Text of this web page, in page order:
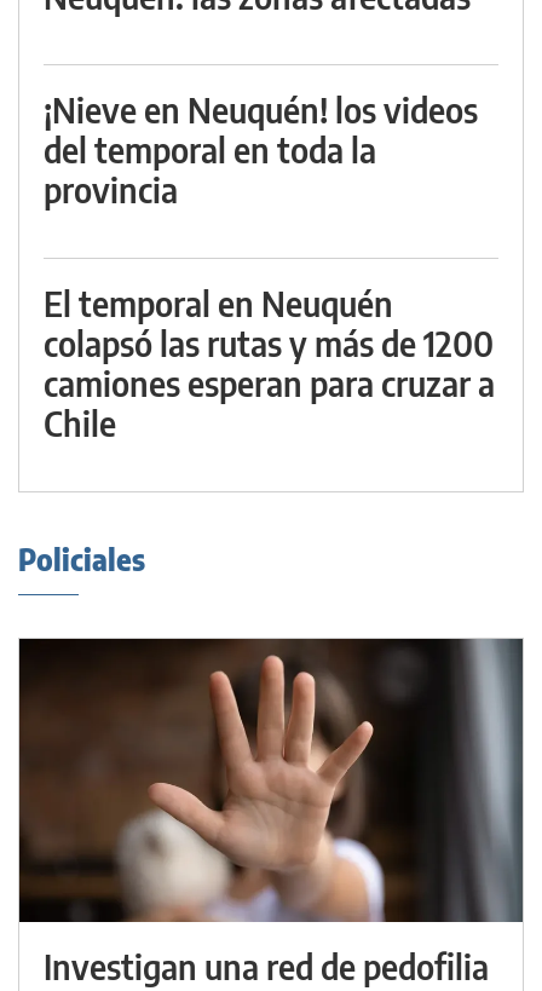
¡Nieve en Neuquén! los videos
del temporal en toda la
provincia
El temporal en Neuquén
colapsó las rutas y más de 1200
camiones esperan para cruzar a
Chile
Policiales
Investigan una red de pedofilia